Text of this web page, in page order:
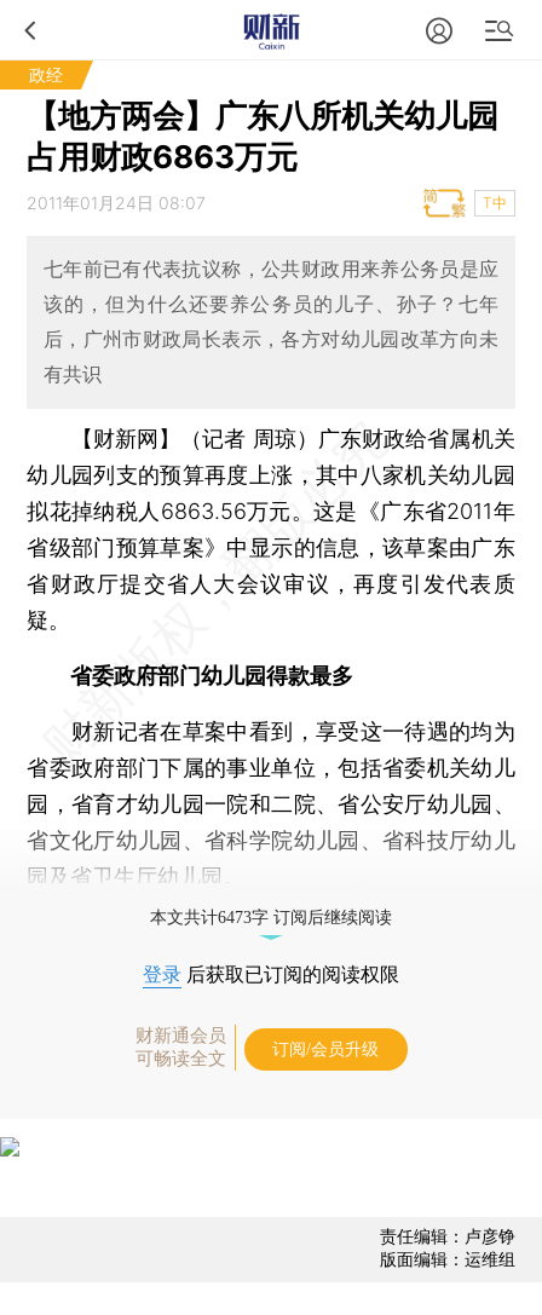
政经
【地方两会】广东八所机关幼儿园
占用财政6863万元
2011年01月24日 08:07 T中
七年前已有代表抗议称，公共财政用来养公务员是应
该的，但为什么还要养公务员的儿子、孙子？七年
后，广州市财政局长表示，各方对幼儿园改革方向未
有共识
【财新网】（记者 周琼）
广东财政给省属机关
幼儿园列支的预算再度上涨，其中八家机关幼儿园
拟花掉纳税人6863.56万元。这是《广东省2011年
省级部门预算草案》中显示的信息，该草案由广东
省财政厅提交省人大会议审议，再度引发代表质
疑。
省委政府部门幼儿园得款最多
财新记者在草案中看到，享受这一待遇的均为
省委政府部门下属的事业单位，包括省委机关幼儿
园，省育才幼儿园一院和二院、省公安厅幼儿园、
省文化厅幼儿园、省科学院幼儿园、省科技厅幼儿
园及省卫生厅幼儿园。
本文共计6473字 订阅后继续阅读
登录 后获取已订阅的阅读权限
财新通会员
可畅读全文
订阅/会员升级
责任编辑：卢彦铮
版面编辑：运维组